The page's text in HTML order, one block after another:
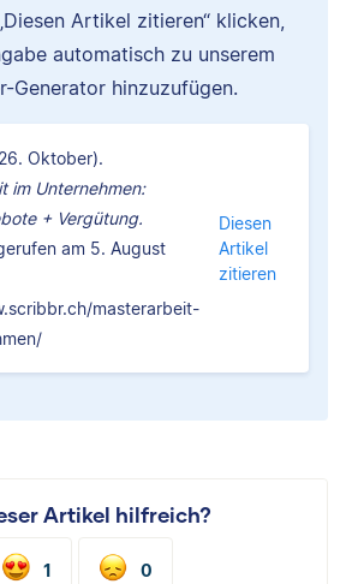
Artikel zitieren“ klicken,
automatisch zu unserem
Generator hinzuzufügen.
Oktober).
im Unternehmen:
+ Vergütung.
am 5. August
masterarbeit-
Diesen
Artikel
zitieren
Artikel hilfreich?
1 0